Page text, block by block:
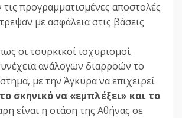
προγραμματισμένες αποστολές
με ασφάλεια στις βάσεις
οι τουρκικοί ισχυρισμοί
ανάλογων διαρροών το
με την Άγκυρα να επιχειρεί
σκηνικό να «εμπλέξει» και το
είναι η στάση της Αθήνας σε